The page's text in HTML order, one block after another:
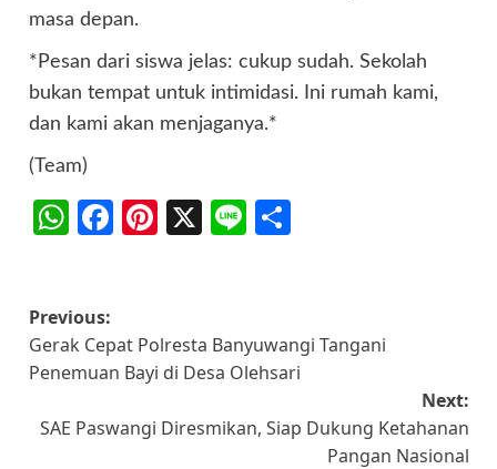
masa depan.
*Pesan dari siswa jelas: cukup sudah. Sekolah
bukan tempat untuk intimidasi. Ini rumah kami,
dan kami akan menjaganya.*
(Team)
WhatsApp
Facebook
Pinterest
X Line
Post
navigation
Previous:
Gerak Cepat Polresta Banyuwangi Tangani
Penemuan Bayi di Desa Olehsari
Next:
SAE Paswangi Diresmikan, Siap Dukung Ketahanan
Pangan Nasional